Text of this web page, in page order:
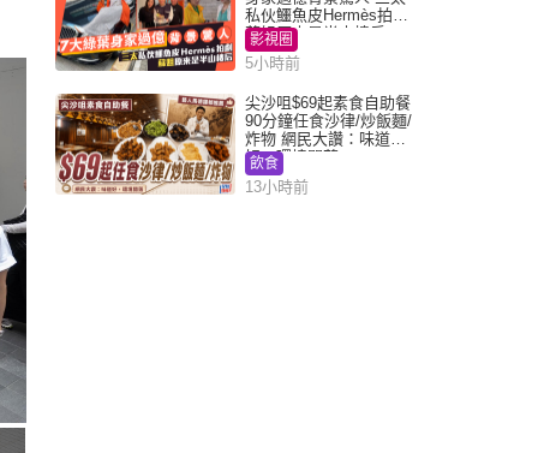
私伙鱷魚皮Hermès拍劇
蘇姐原來是半山樓后
影視圈
5小時前
尖沙咀$69起素食自助餐
90分鐘任食沙律/炒飯麵/
炸物 網民大讚：味道
好，環境闊落
飲食
13小時前